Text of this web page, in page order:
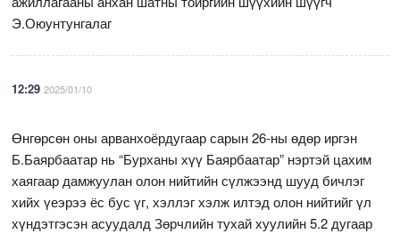
Э.Оюунтунгалаг
12:29 2025/01/10
Өнгөрсөн оны арванхоёрдугаар сарын 26-ны өдөр иргэн
Б.Баярбаатар нь “Бурханы хүү Баярбаатар” нэртэй цахим
хаягаар дамжуулан олон нийтийн сүлжээнд шууд бичлэг
хийх үеэрээ ёс бус үг, хэллэг хэлж илтэд олон нийтийг үл
хүндэтгэсэн асуудалд Зөрчлийн тухай хуулийн 5.2 дугаар